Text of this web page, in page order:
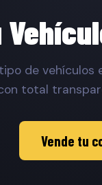
de vehículos
total
Vende tu